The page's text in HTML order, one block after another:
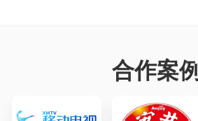
合作案例